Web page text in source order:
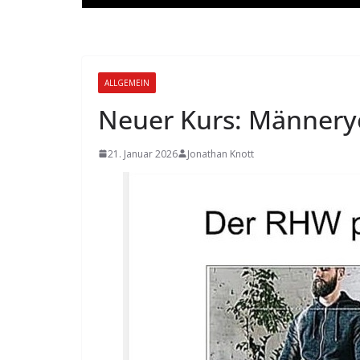
ALLGEMEIN
Neuer Kurs:
21. Januar 2026 Jonathan Knott